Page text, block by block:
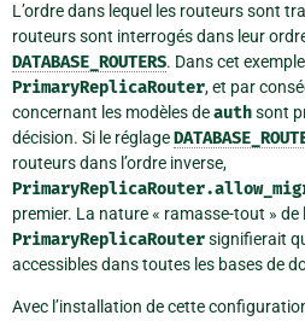
L’ordre dans lequel les routeurs sont
routeurs sont interrogés dans leur
DATABASE_ROUTERS. Dans cet
PrimaryReplicaRouter, et par
concernant les modèles deauthsont
décision. Si le réglage
routeurs dans l’ordre inverse,
premier. La nature « ramasse-tout » de
PrimaryReplicaRoutersignifierait
accessibles dans toutes les bases de
Avec l’installation de cette